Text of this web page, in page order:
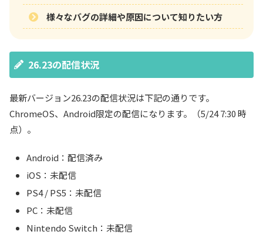
様々なバグの詳細や原因について知りたい方
26.23の配信状況
最新バージョン26.23の配信状況は下記の通りです。
ChromeOS、Android限定の配信になります。（5/24 7:30 時
点）。
Android：配信済み
iOS：未配信
PS4 / PS5：未配信
PC：未配信
Nintendo Switch：未配信